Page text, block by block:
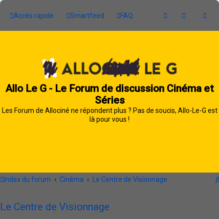
Accès rapide Smartfeed FAQ
Allo Le G - Le Forum de discussion Cinéma et
Séries
Les Forum de Allociné ne répondent plus ? Pas de soucis, Allo-Le-G est
là pour vous !
Index du forum Cinéma Le Centre de Visionnage
Le Centre de Visionnage